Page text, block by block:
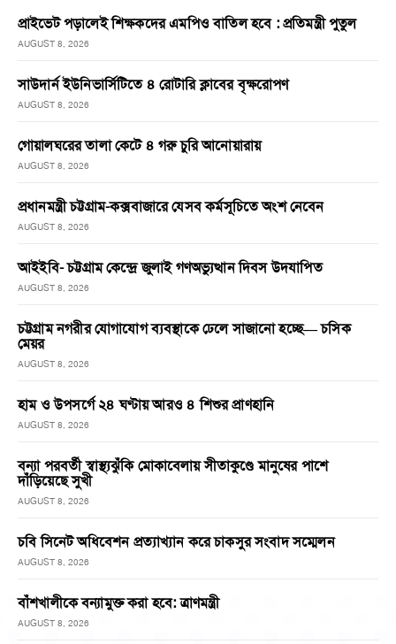
প্রাইভেট পড়ালেই শিক্ষকদের এমপিও বাতিল হবে : প্রতিমন্ত্রী পুতুল
AUGUST 8, 2026
সাউদার্ন ইউনিভার্সিটিতে ৪ রোটারি ক্লাবের বৃক্ষরোপণ
AUGUST 8, 2026
গোয়ালঘরের তালা কেটে ৪ গরু চুরি আনোয়ারায়
AUGUST 8, 2026
প্রধানমন্ত্রী চট্টগ্রাম-কক্সবাজারে যেসব কর্মসূচিতে অংশ নেবেন
AUGUST 8, 2026
আইইবি- চট্টগ্রাম কেন্দ্রে জুলাই গণঅভ্যুত্থান দিবস উদযাপিত
AUGUST 8, 2026
চট্টগ্রাম নগরীর যোগাযোগ ব্যবস্থাকে ঢেলে সাজানো হচ্ছে— চসিক
মেয়র
AUGUST 8, 2026
হাম ও উপসর্গে ২৪ ঘণ্টায় আরও ৪ শিশুর প্রাণহানি
AUGUST 8, 2026
বন্যা পরবর্তী স্বাস্থ্যঝুঁকি মোকাবেলায় সীতাকুণ্ডে মানুষের পাশে
দাঁড়িয়েছে সুখী
AUGUST 8, 2026
চবি সিনেট অধিবেশন প্রত্যাখ্যান করে চাকসুর সংবাদ সম্মেলন
AUGUST 8, 2026
বাঁশখালীকে বন্যামুক্ত করা হবে: ত্রাণমন্ত্রী
AUGUST 8, 2026